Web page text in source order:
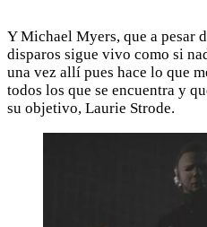
Y Michael Myers, que a pesar
disparos sigue vivo como si
una vez allí pues hace lo que
todos los que se encuentra y
su objetivo, Laurie Strode.